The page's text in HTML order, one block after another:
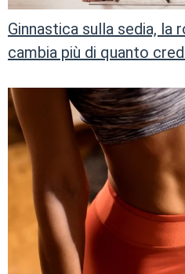
Ginnastica sulla sedia, la
cambia più di quanto